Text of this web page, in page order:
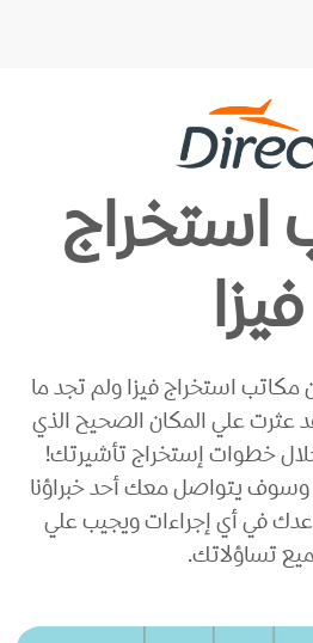
استخراج
فيزا
استخراج فيزا ولم تجد ما
عثرت علي المكان الصحيح الذي
خطوات إستخراج تأشيرتك!
يتواصل معك أحد خبراؤنا
في أي إجراءات ويجيب علي
تساؤلاتك.